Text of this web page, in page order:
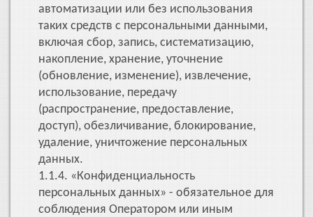
автоматизации или без использования
таких средств с персональными данными,
включая сбор, запись, систематизацию,
накопление, хранение, уточнение
(обновление, изменение), извлечение,
использование, передачу
(распространение, предоставление,
доступ), обезличивание, блокирование,
удаление, уничтожение персональных
данных.
1.1.4. «Конфиденциальность
персональных данных» - обязательное для
соблюдения Оператором или иным